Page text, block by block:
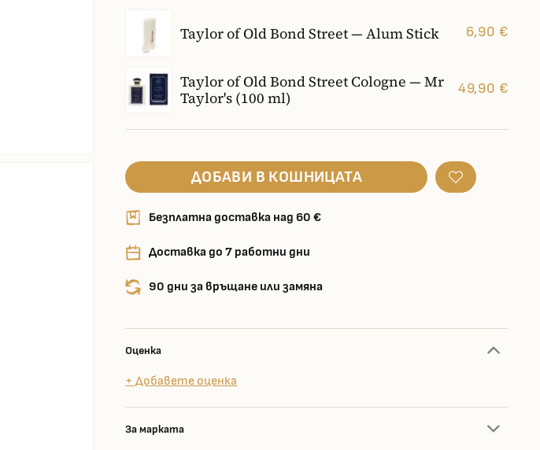
Taylor of Old Bond Street — Alum Stick 6,90 €
Taylor of Old Bond Street Cologne — Mr
Taylor's (100 ml)
49,90 €
ДОБАВИ В КОШНИЦАТА
Безплатна доставка над 60 €
Доставка до 7 работни дни
90 дни за връщане или замяна
Оценка
+ Добавете оценка
За марката